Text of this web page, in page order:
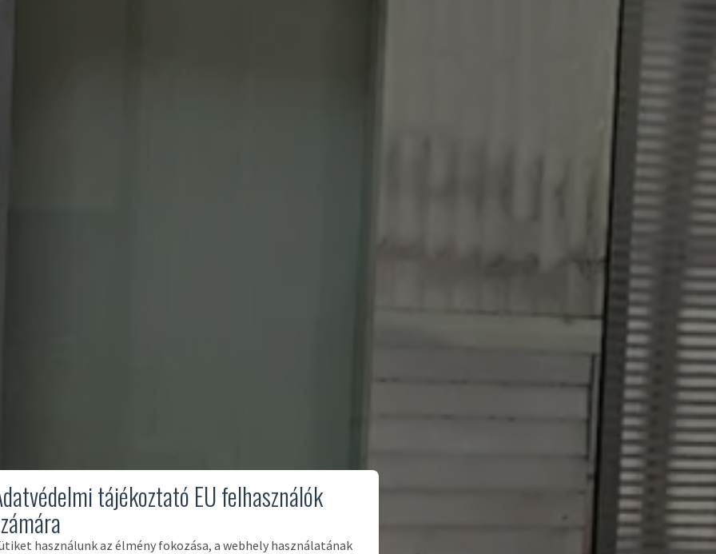
tájékoztató EU felhasználók
használunk az élmény fokozása, a webhely használatának